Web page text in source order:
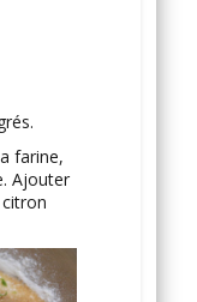
farine,
Ajouter